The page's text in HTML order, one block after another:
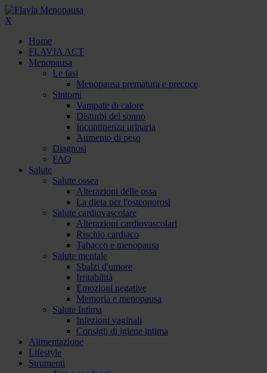
X
Home
FLAVIA ACT
Menopausa
Le fasi
Menopausa prematura e precoce
Sintomi
Vampate di calore
Disturbi del sonno
Incontinenza urinaria
Aumento di peso
Diagnosi
FAQ
Salute
Salute ossea
Alterazioni delle ossa
La dieta per l'osteoporosi
Salute cardiovascolare
Alterazioni cardiovascolari
Rischio cardiaco
Tabacco e menopausa
Salute mentale
Sbalzi d'umore
Irritabilità
Emozioni negative
Memoria e menopausa
Salute Intima
Infezioni vaginali
Consigli di igiene intima
Alimentazione
Lifestyle
Strumenti